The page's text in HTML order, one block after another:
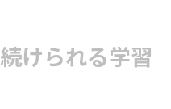
けられる学習